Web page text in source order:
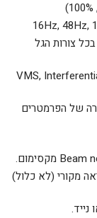
פעולה בכל צורות הגל
,VMS,
של הפרמטרים
מקורי (לא כלול)